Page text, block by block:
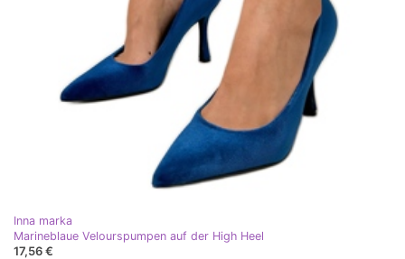
Inna marka
Marineblaue Velourspumpen auf der High Heel
17,56 €